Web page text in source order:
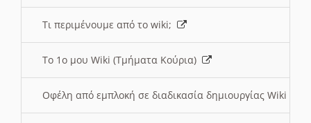
Τι περιμένουμε από το wiki;
Το 1ο μου Wiki (Τμήματα Κούρια)
Οφέλη από εμπλοκή σε διαδικασία δημιουργίας Wiki